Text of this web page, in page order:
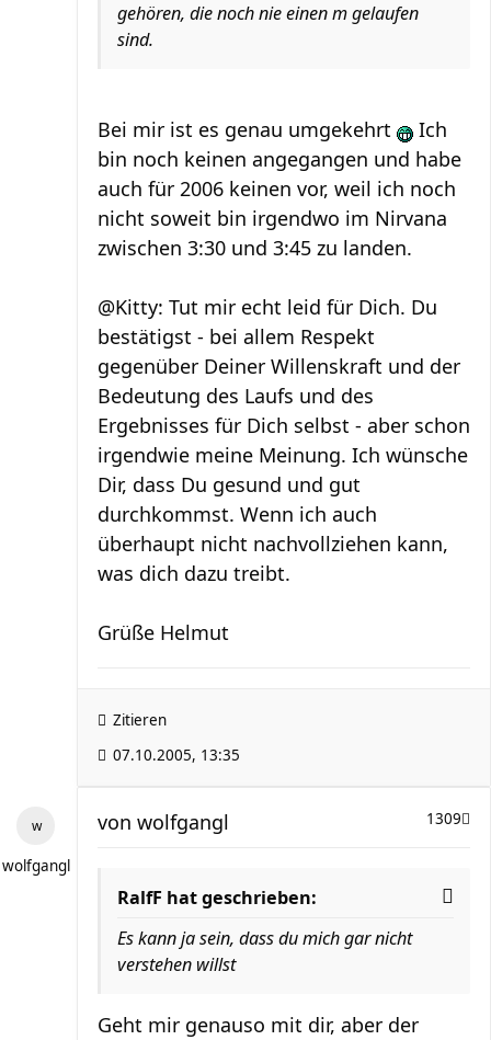
gehören, die noch nie einen m gelaufen
sind.
Bei mir ist es genau umgekehrt
Ich
bin noch keinen angegangen und habe
auch für 2006 keinen vor, weil ich noch
nicht soweit bin irgendwo im Nirvana
zwischen 3:30 und 3:45 zu landen.
@Kitty: Tut mir echt leid für Dich. Du
bestätigst - bei allem Respekt
gegenüber Deiner Willenskraft und der
Bedeutung des Laufs und des
Ergebnisses für Dich selbst - aber schon
irgendwie meine Meinung. Ich wünsche
Dir, dass Du gesund und gut
durchkommst. Wenn ich auch
überhaupt nicht nachvollziehen kann,
was dich dazu treibt.
Grüße Helmut
Zitieren
07.10.2005, 13:35
wolfgangl
1309
von wolfgangl
RalfF hat geschrieben:
Es kann ja sein, dass du mich gar nicht
verstehen willst
Geht mir genauso mit dir, aber der